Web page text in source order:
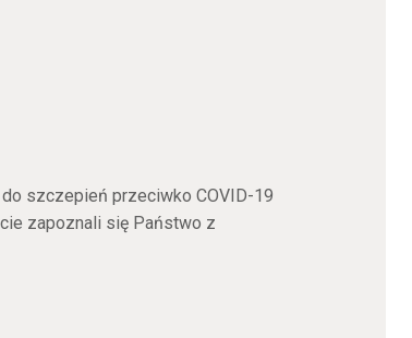
szczepień przeciwko COVID-19
zapoznali się Państwo z